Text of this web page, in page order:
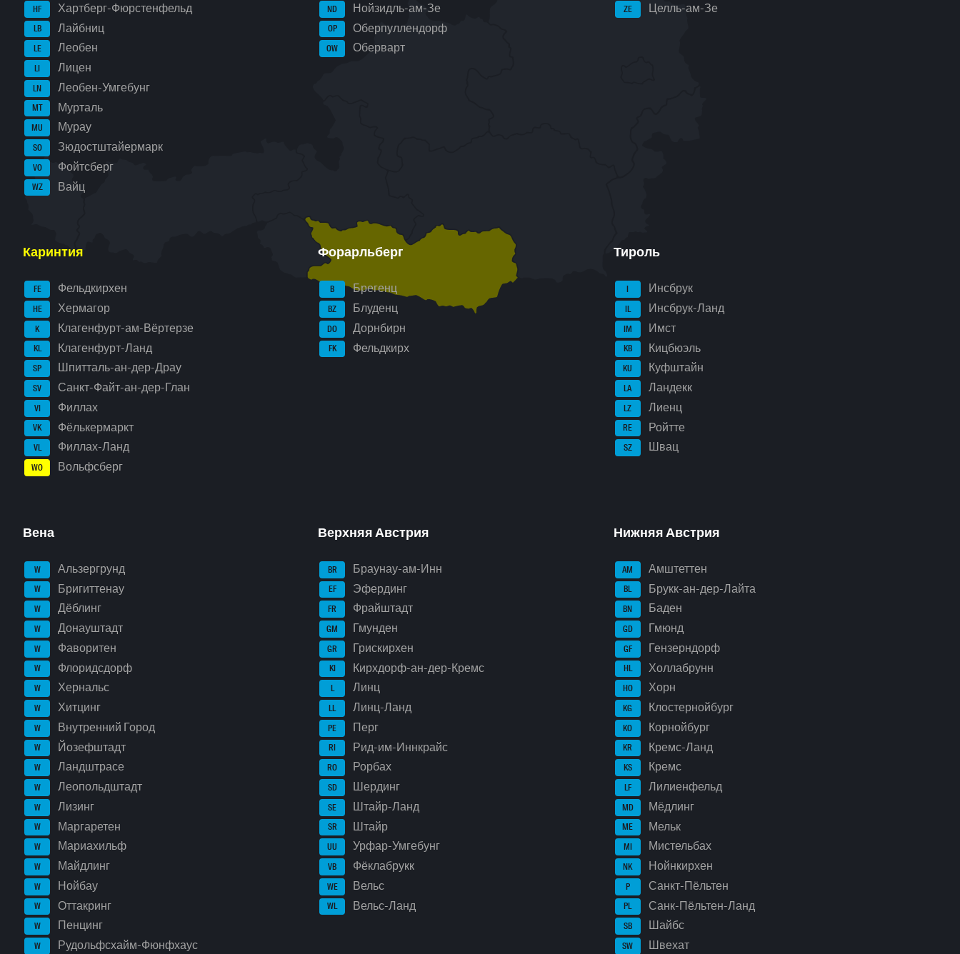
HF Хартберг-Фюрстенфельд
LB Лайбниц
LE Леобен
LI Лицен
LN Леобен-Умгебунг
MT Мурталь
MU Мурау
SO Зюдостштайермарк
VO Фойтсберг
WZ Вайц
ND Нойзидль-ам-Зе
OP Оберпуллендорф
OW Оберварт
ZE Целль-ам-Зе
Каринтия
FE Фельдкирхен
HE Хермагор
K Клагенфурт-ам-Вёртерзе
KL Клагенфурт-Ланд
SP Шпитталь-ан-дер-Драу
SV Санкт-Файт-ан-дер-Глан
VI Филлах
VK Фёлькермаркт
VL Филлах-Ланд
WO Вольфсберг
Форарльберг
B Брегенц
BZ Блуденц
DO Дорнбирн
FK Фельдкирх
Тироль
I Инсбрук
IL Инсбрук-Ланд
IM Имст
KB Кицбюэль
KU Куфштайн
LA Ландекк
LZ Лиенц
RE Ройтте
SZ Швац
Вена
W Альзергрунд
W Бригиттенау
W Дёблинг
W Донауштадт
W Фаворитен
W Флоридсдорф
W Хернальс
W Хитцинг
W Внутренний Город
W Йозефштадт
W Ландштрасе
W Леопольдштадт
W Лизинг
W Маргаретен
W Мариахильф
W Майдлинг
W Нойбау
W Оттакринг
W Пенцинг
W Рудольфсхайм-Фюнфхаус
Верхняя Австрия
BR Браунау-ам-Инн
EF Эфердинг
FR Фрайштадт
GM Гмунден
GR Грискирхен
KI Кирхдорф-ан-дер-Кремс
L Линц
LL Линц-Ланд
PE Перг
RI Рид-им-Иннкрайс
RO Рорбах
SD Шердинг
SE Штайр-Ланд
SR Штайр
UU Урфар-Умгебунг
VB Фёклабрукк
WE Вельс
WL Вельс-Ланд
Нижняя Австрия
AM Амштеттен
BL Брукк-ан-дер-Лайта
BN Баден
GD Гмюнд
GF Гензерндорф
HL Холлабрунн
HO Хорн
KG Клостернойбург
KO Корнойбург
KR Кремс-Ланд
KS Кремс
LF Лилиенфельд
MD Мёдлинг
ME Мельк
MI Мистельбах
NK Нойнкирхен
P Санкт-Пёльтен
PL Санк-Пёльтен-Ланд
SB Шайбс
SW Швехат